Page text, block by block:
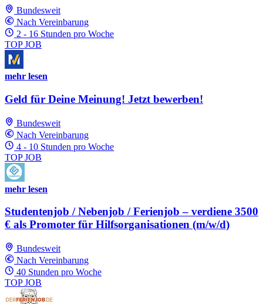
Bundesweit
Nach Vereinbarung
2 - 16 Stunden pro Woche
TOP JOB
mehr lesen
Geld für Deine Meinung! Jetzt bewerben!
Bundesweit
Nach Vereinbarung
4 - 10 Stunden pro Woche
TOP JOB
mehr lesen
Studentenjob / Nebenjob / Ferienjob – verdiene 3500
€ als Promoter für Hilfsorganisationen (m/w/d)
Bundesweit
Nach Vereinbarung
40 Stunden pro Woche
TOP JOB